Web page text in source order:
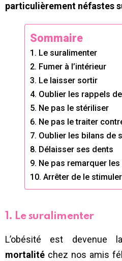
particulièrement néfastes
Sommaire
1. Le suralimenter
2. Fumer à l’intérieur
3. Le laisser sortir
4. Oublier les rappels
5. Ne pas le stériliser
6. Ne pas le traiter
7. Oublier les bilans de
8. Délaisser ses dents
9. Ne pas remarquer
10. Arrêter de le stimuler
1. Le suralimenter
L’obésité est devenue
mortalité chez nos amis